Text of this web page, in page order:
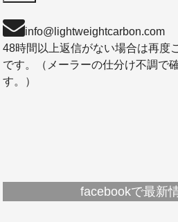
info@lightweightcarbon.com
48時間以上返信がない場合は再度
です。（メーラーの仕分け不調で
す。）
facebookで最新